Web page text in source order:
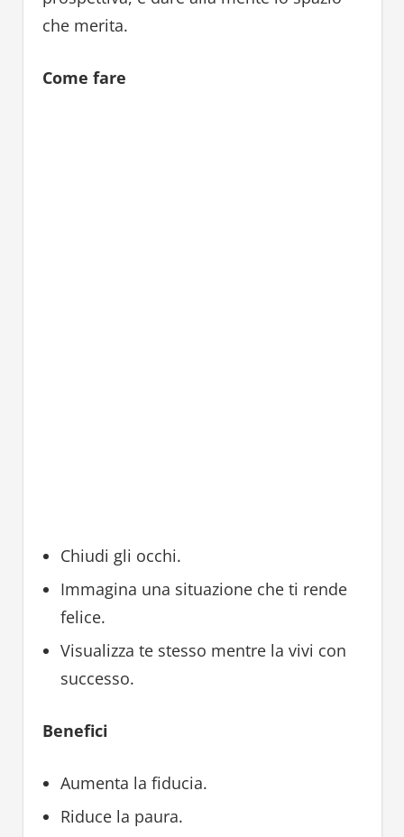
che merita.
Come fare
Chiudi gli occhi.
Immagina una situazione che ti rende
felice.
Visualizza te stesso mentre la vivi con
successo.
Benefici
Aumenta la fiducia.
Riduce la paura.